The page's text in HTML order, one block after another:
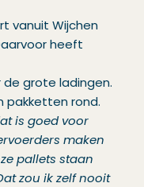
vanuit Wijchen
heeft
grote ladingen.
pakketten rond.
is goed voor
maken
pallets staan
zou ik zelf nooit